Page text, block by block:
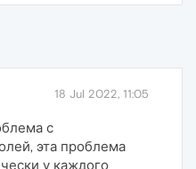
18 Jul 2022, 11:05
с
эта проблема
у каждого